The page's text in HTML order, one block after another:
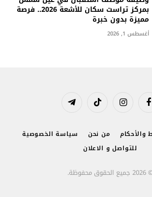
بمركز تراست سكان للأشعة 2026.. فرصة
مميزة بدون خبرة
أغسطس 1, 2026
فيسبوك الانستغرامتيكتوك تيلقرام
والأحكام من نحن
سياسة الخصوصية
للتواصل و الاعلان
الحقوق محفوظة.